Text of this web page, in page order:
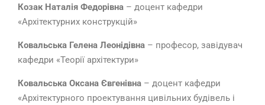
Козак Наталія Федорівна – доцент кафедри
«Архітектурних конструкцій»
Ковальська Гелена Леонідівна – професор, завідувач
кафедри «Теорії архітектури»
Ковальська Оксана Євгенівна – доцент кафедри
«Архітектурного проектування цивільних будівель і